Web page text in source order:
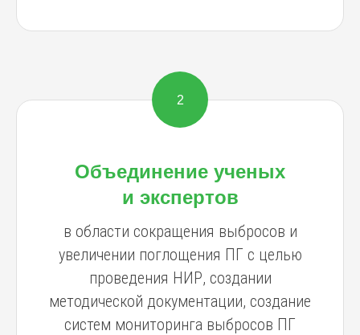
2
Объединение ученых
и экспертов
в области сокращения выбросов и
увеличении поглощения ПГ с целью
проведения НИР, создании
методической документации, создание
систем мониторинга выбросов ПГ